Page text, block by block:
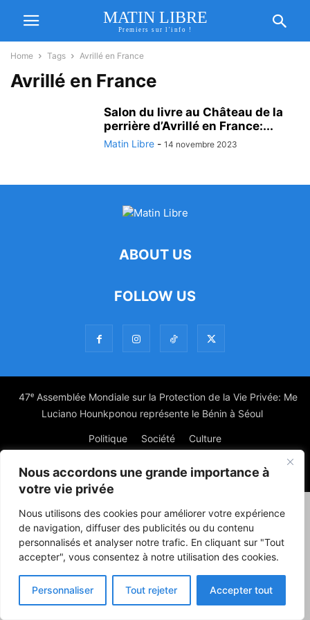
Nous accordons une grande importance à
votre vie privée
Nous utilisons des cookies pour améliorer votre expérience
de navigation, diffuser des publicités ou du contenu
personnalisés et analyser notre trafic. En cliquant sur "Tout
accepter", vous consentez à notre utilisation des cookies.
Personnaliser Tout rejeter Accepter tout
MATIN LIBRE
Premiers sur l'info !
Home Tags Avrillé en France
Avrillé en France
Salon du livre au Château de la
perrière d’Avrillé en France:...
Matin Libre - 14 novembre 2023
ABOUT US
FOLLOW US
47ᵉ Assemblée Mondiale sur la Protection de la Vie Privée: Me
Luciano Hounkponou représente le Bénin à Séoul
Politique Société Culture
© Powered by digitXplus Francophone